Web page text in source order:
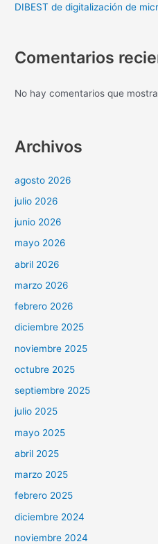
DIBEST de digitalización de
Comentarios
No hay comentarios que
Archivos
agosto 2026
julio 2026
junio 2026
mayo 2026
abril 2026
marzo 2026
febrero 2026
diciembre 2025
noviembre 2025
octubre 2025
septiembre 2025
julio 2025
mayo 2025
abril 2025
marzo 2025
febrero 2025
diciembre 2024
noviembre 2024